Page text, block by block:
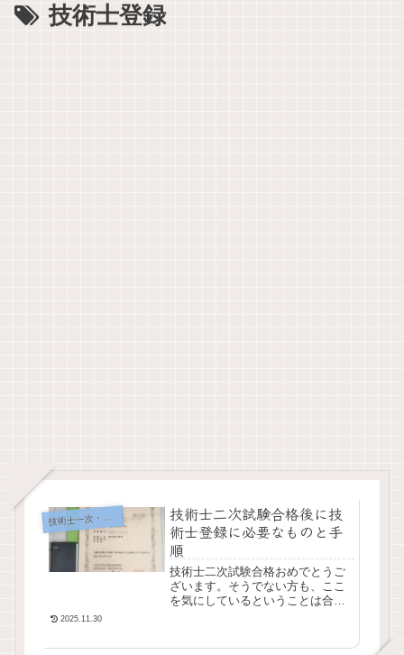
技術士登録
技 術士一次・二次試験
技術士二次試験合格後に技
術士登録に必要なものと手
順
技術士二次試験合格おめでとうご
ざいます。そうでない方も、ここ
を気にしているということは合格
2025.11.30